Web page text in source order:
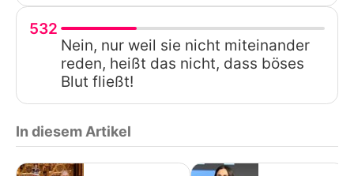
532
Nein, nur weil sie nicht miteinander
reden, heißt das nicht, dass böses
Blut fließt!
In diesem Artikel